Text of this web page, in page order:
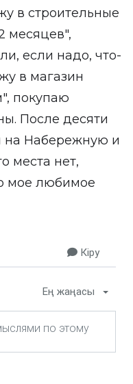
в строительные
месяцев",
если надо, что-
в магазин
покупаю
После десяти
на Набережную и
места нет,
мое любимое
Кіру
Ең жаңасы